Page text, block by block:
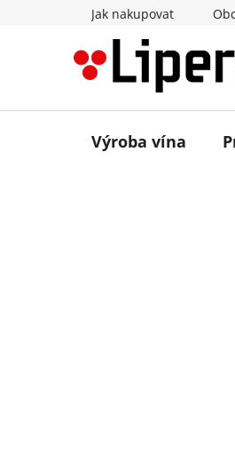
Jak nakupovat
Výroba vína